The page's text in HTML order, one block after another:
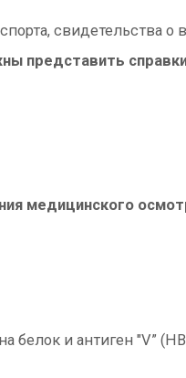
свидетельства о
представить
медицинского
и антиген "V”